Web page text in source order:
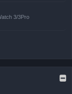
3/3Pro